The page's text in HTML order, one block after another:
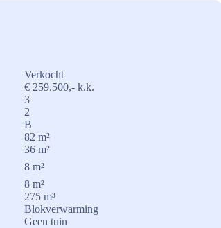
Verkocht
€ 259.500,- k.k.
3
2
B
82 m²
36 m²
8 m²
8 m²
275 m³
Blokverwarming
Geen tuin